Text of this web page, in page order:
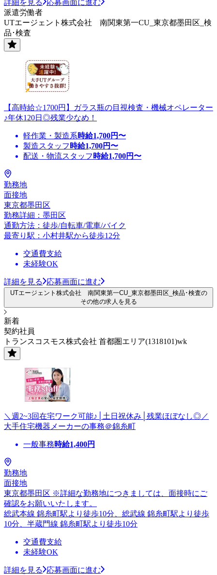
詳細を見る
応募画面に進む
派遣労働者
UTエージェント株式会社 南関東第一CU_東京都墨田区_検
品･検査
【高時給☆1700円】ガラス瓶の目視検査・機械オペレーター
♪年休120日◎残業少なめ！
軽作業・製造系時給1,700円〜
製造スタッフ 時給1,700円〜
配送・物流スタッフ 時給1,700円〜
勤務地
面接地
東京都墨田区
勤務詳細：墨田区
通勤方法：徒歩/自転車/電車/バイク
最寄り駅：小村井駅から徒歩12分
交通費支給
未経験OK
詳細を見る 応募画面に進む
UTエージェント株式会社 南関東第一CU_東京都墨田区_検品･検査の
その他の求人を見る
新着
契約社員
トランスコスモス株式会社 首都圏エリア(1318101)wk
＼週2~3回在宅ワーク可能♪│土日祝休み│残業ほぼなし◎／
大手住宅機器メーカーの事務＠錦糸町
一般事務時給1,400円
勤務地
面接地
東京都墨田区 ※詳細な勤務地につきましては、面接時にご
確認をお願いいたします。
総武本線 錦糸町駅より徒歩10分、総武線 錦糸町駅より徒歩
10分、半蔵門線 錦糸町駅より徒歩10分
交通費支給
未経験OK
詳細を見る
応募画面に進む